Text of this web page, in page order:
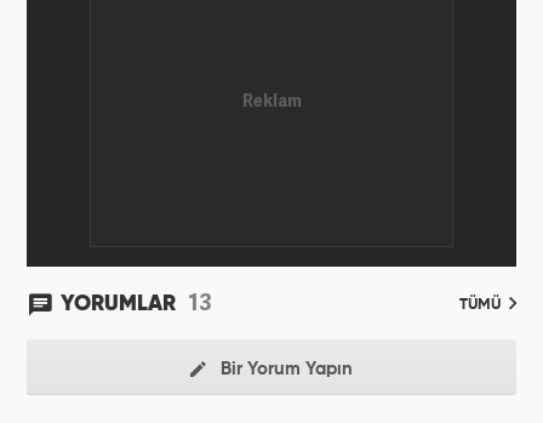
YORUMLAR 13 TÜMÜ
Bir Yorum Yapın